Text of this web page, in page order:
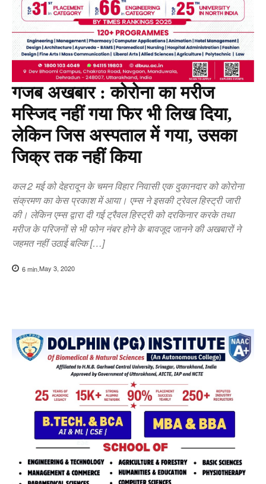
गजब अखबार : कोरोना का मरीज
मस्जिद नहीं गया फिर भी लिख दिया,
लेकिन जिस अस्पताल में गया, उसका
जिक्र तक नहीं किया
कल 2 मई को देहरादून के चमन विहार निवासी एक दुकानदार को कोरोना
संक्रमण का केस प्रकाश में आया। एम्स ने इसकी ट्रेवल हिस्ट्री जारी
की। लेकिन एम्स द्वारा दी गई ट्रैवल हिस्ट्री को दरकिनार करके तथा
मरीज के परिजनों से भी फोन नंबर होने के बावजूद जानने की अखबारों ने
जहमत नहीं उठाई बल्कि […]
6min.May 3, 2020